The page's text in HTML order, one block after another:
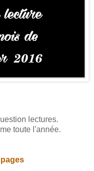
lectures.
toute l'année.